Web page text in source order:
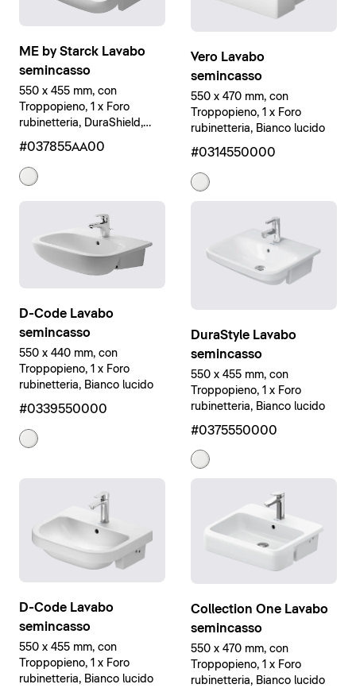
ME by Starck Lavabo
semincasso
550 x 455 mm, con
Troppopieno, 1 x Foro
rubinetteria, DuraShield,
Bianco lucido
#037855AA00
Vero Lavabo
semincasso
550 x 470 mm, con
Troppopieno, 1 x Foro
rubinetteria, Bianco lucido
#0314550000
D-Code Lavabo
semincasso
550 x 440 mm, con
Troppopieno, 1 x Foro
rubinetteria, Bianco lucido
#0339550000
DuraStyle Lavabo
semincasso
550 x 455 mm, con
Troppopieno, 1 x Foro
rubinetteria, Bianco lucido
#0375550000
D-Code Lavabo
semincasso
550 x 455 mm, con
Troppopieno, 1 x Foro
rubinetteria, Bianco lucido
Collection One Lavabo
semincasso
550 x 470 mm, con
Troppopieno, 1 x Foro
rubinetteria, Bianco lucido